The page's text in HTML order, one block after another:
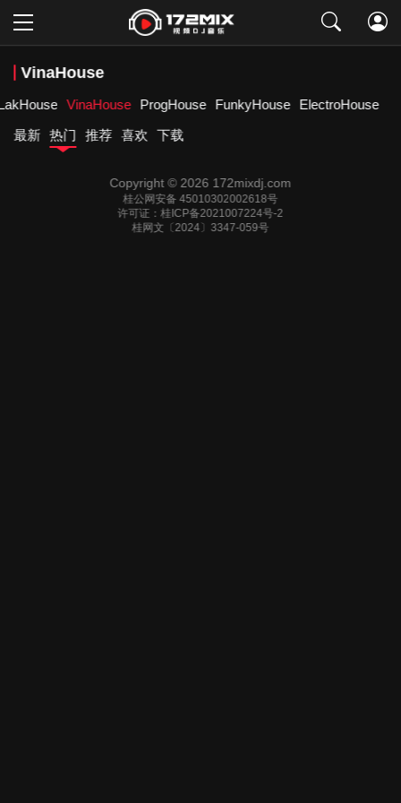
取消
VinaHouse
VinaHouse ProgHouse FunkyHouse
ElectroHouse
最新 热门 推荐 喜欢 下载
Copyright © 2026 172mixdj.com
桂公网安备 45010302002618号
许可证：桂ICP备2021007224号-2
桂网文〔2024〕3347-059号